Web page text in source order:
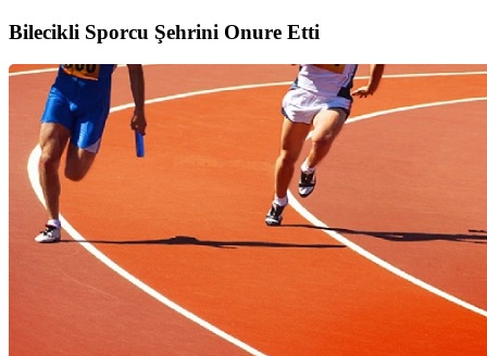
Bilecikli Sporcu Şehrini Onure Etti